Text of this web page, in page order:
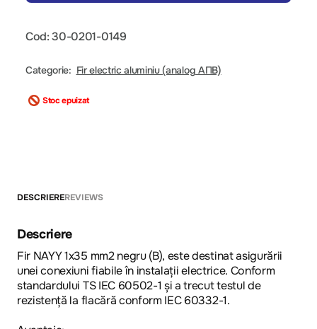
Cod: 30-0201-0149
Categorie: Fir electric aluminiu (analog АПВ)
Stoc epuizat
DESCRIEREREVIEWS
Descriere
Fir NAYY 1x35 mm2 negru (B), este destinat asigurării
unei conexiuni fiabile în instalații electrice. Conform
standardului TS IEC 60502-1 și a trecut testul de
rezistență la flacără conform IEC 60332-1.